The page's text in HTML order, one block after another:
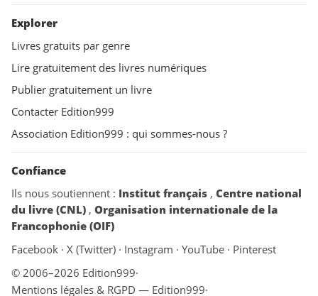
Explorer
Livres gratuits par genre
Lire gratuitement des livres numériques
Publier gratuitement un livre
Contacter Edition999
Association Edition999 : qui sommes-nous ?
Confiance
Ils nous soutiennent : Institut français , Centre national
du livre (CNL) , Organisation internationale de la
Francophonie (OIF)
Facebook · X (Twitter) · Instagram · YouTube · Pinterest
© 2006–2026 Edition999·
Mentions légales & RGPD — Edition999·